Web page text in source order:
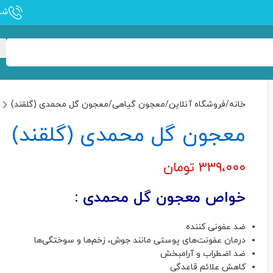
خانه فروشگاه آنلاین معجون گیاهی معجون گل محمدی (گلقند)
معجون گل محمدی (گلقند)
۳۳۹،۰۰۰ تومان
خواص معجون گل محمدی :
ضد عفونی کننده
درمان عفونت‌های پوستی مانند جوش، زخم‌ها و سوختگی‌ها
ضد اضطراب و آرامبخش
کاهش علائم قاعدگی